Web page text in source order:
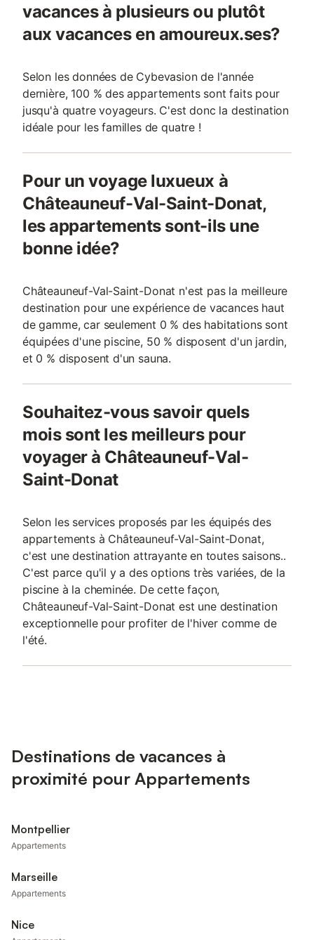
vacances à plusieurs ou plutôt
aux vacances en amoureux.ses?
Selon les données de Cybevasion de l'année
dernière, 100 % des appartements sont faits pour
jusqu'à quatre voyageurs. C'est donc la destination
idéale pour les familles de quatre !
Pour un voyage luxueux à
Châteauneuf-Val-Saint-Donat,
les appartements sont-ils une
bonne idée?
Châteauneuf-Val-Saint-Donat n'est pas la meilleure
destination pour une expérience de vacances haut
de gamme, car seulement 0 % des habitations sont
équipées d'une piscine, 50 % disposent d'un jardin,
et 0 % disposent d'un sauna.
Souhaitez-vous savoir quels
mois sont les meilleurs pour
voyager à Châteauneuf-Val-
Saint-Donat
Selon les services proposés par les équipés des
appartements à Châteauneuf-Val-Saint-Donat,
c'est une destination attrayante en toutes saisons..
C'est parce qu'il y a des options très variées, de la
piscine à la cheminée. De cette façon,
Châteauneuf-Val-Saint-Donat est une destination
exceptionnelle pour profiter de l'hiver comme de
l'été.
Destinations de vacances à
proximité pour Appartements
Montpellier
Appartements
Marseille
Appartements
Nice